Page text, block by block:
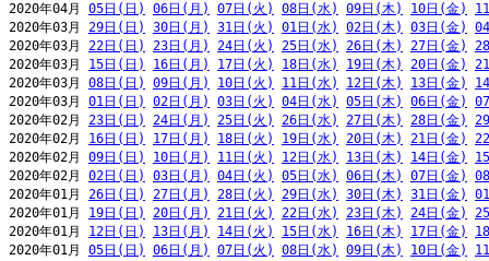
2020年04月 05日(日) 06日(月) 07日(火) 08日(水) 09日(木) 10日(金)
2020年03月 29日(日) 30日(月) 31日(火) 01日(水) 02日(木) 03日(金)
2020年03月 22日(日) 23日(月) 24日(火) 25日(水) 26日(木) 27日(金)
2020年03月 15日(日) 16日(月) 17日(火) 18日(水) 19日(木) 20日(金)
2020年03月 08日(日) 09日(月) 10日(火) 11日(水) 12日(木) 13日(金)
2020年03月 01日(日) 02日(月) 03日(火) 04日(水) 05日(木) 06日(金)
2020年02月 23日(日) 24日(月) 25日(火) 26日(水) 27日(木) 28日(金)
2020年02月 16日(日) 17日(月) 18日(火) 19日(水) 20日(木) 21日(金)
2020年02月 09日(日) 10日(月) 11日(火) 12日(水) 13日(木) 14日(金)
2020年02月 02日(日) 03日(月) 04日(火) 05日(水) 06日(木) 07日(金)
2020年01月 26日(日) 27日(月) 28日(火) 29日(水) 30日(木) 31日(金)
2020年01月 19日(日) 20日(月) 21日(火) 22日(水) 23日(木) 24日(金)
2020年01月 12日(日) 13日(月) 14日(火) 15日(水) 16日(木) 17日(金)
2020年01月 05日(日) 06日(月) 07日(火) 08日(水) 09日(木) 10日(金)